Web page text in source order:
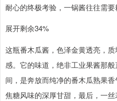
耐心的终极考验，一锅酱往往需要
展开剩余34%
这瓶番木瓜酱，色泽金黄透亮，
感。它的味道，绝非工业果酱那
间，是奔放而纯净的番木瓜熟果
焦糖风味的深厚甘甜，最后，一